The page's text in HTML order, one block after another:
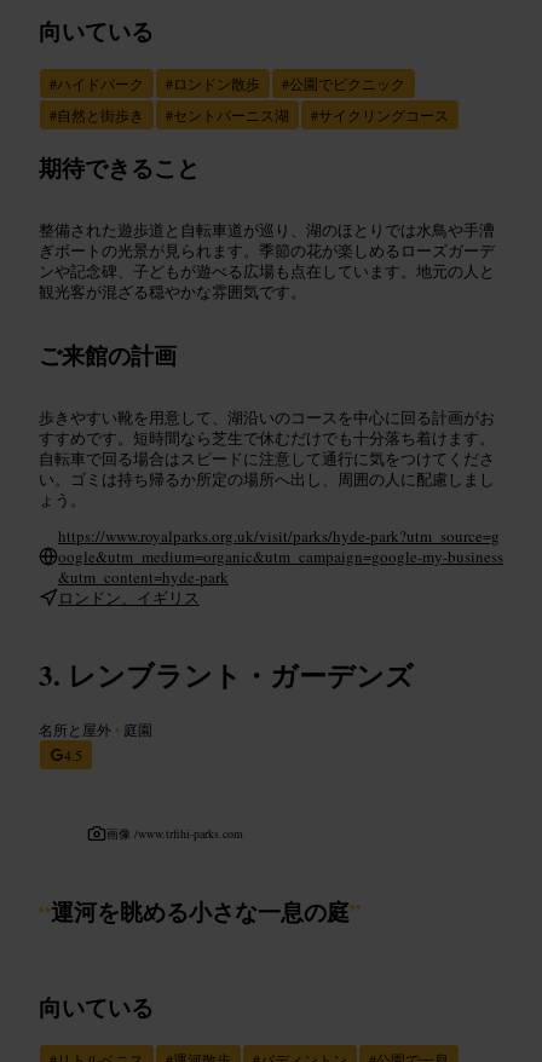
向いている
#ハイドパーク #ロンドン散歩 #公園でピクニック
#自然と街歩き #セントパーニス湖 #サイクリングコース
期待できること
整備された遊歩道と自転車道が巡り、湖のほとりでは水鳥や手漕
ぎボートの光景が見られます。季節の花が楽しめるローズガーデ
ンや記念碑、子どもが遊べる広場も点在しています。地元の人と
観光客が混ざる穏やかな雰囲気です。
ご来館の計画
歩きやすい靴を用意して、湖沿いのコースを中心に回る計画がお
すすめです。短時間なら芝生で休むだけでも十分落ち着けます。
自転車で回る場合はスピードに注意して通行に気をつけてくださ
い。ゴミは持ち帰るか所定の場所へ出し、周囲の人に配慮しまし
ょう。
https://www.royalparks.org.uk/visit/parks/hyde-park?utm_source=g
oogle&utm_medium=organic&utm_campaign=google-my-business
&utm_content=hyde-park
ロンドン、イギリス
レンブラント・ガーデンズ
名所と屋外 • 庭園
4.5
画像 /www.trfihi-parks.com
“運河を眺める小さな一息の庭”
向いている